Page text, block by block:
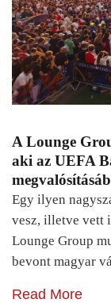
A Lounge
aki az UEFA
Egy ilyen
vesz, illetve vett
Lounge Group
bevont magyar
Read More